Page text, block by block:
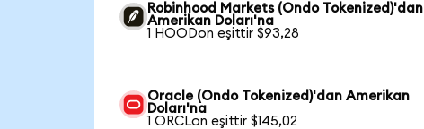
Robinhood Markets (Ondo Tokenized)'dan
Amerikan Doları'na
1 HOODon eşittir $93,28
Oracle (Ondo Tokenized)'dan Amerikan
Doları'na
1 ORCLon eşittir $145,02